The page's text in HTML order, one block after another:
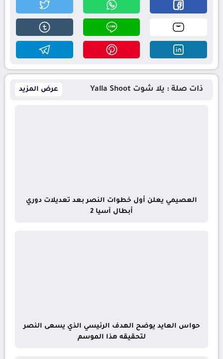
ذات صلة : يلا شوت Yalla Shoot عرض المزيد
العصيمي يعلن أول خطوات النصر بعد تعديلات دوري
أبطال آسيا 2
حواس العايد يوضح الهدف الرئيسي الذي يسعى النصر
لتحقيقه هذا الموسم